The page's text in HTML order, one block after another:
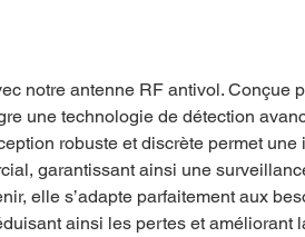
notre antenne RF antivol. Conçue
une technologie de détection
robuste et discrète permet une
garantissant ainsi une
elle s’adapte parfaitement aux
ainsi les pertes et améliorant